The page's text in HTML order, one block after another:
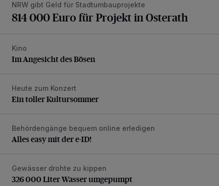
NRW gibt Geld für Stadtumbauprojekte
814 000 Euro für Projekt in Osterath
Im Angesicht des Bösen
Kino
Im Angesicht des Bösen
Ein toller Kultursommer
Heute zum Konzert
Ein toller Kultursommer
Alles easy mit der e-ID!
Behördengänge bequem online erledigen
Alles easy mit der e-ID!
326 000 Liter Wasser umgepumpt
Gewässer drohte zu kippen
326 000 Liter Wasser umgepumpt